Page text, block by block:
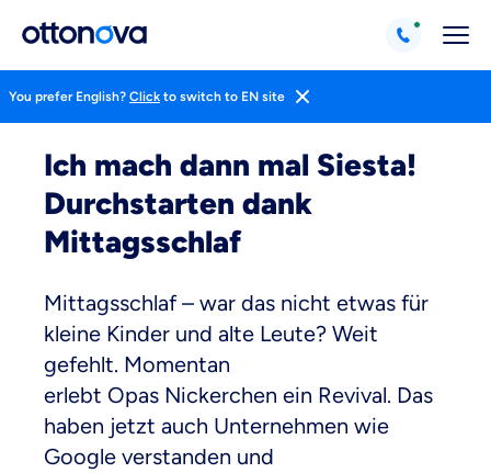
You prefer English? Click to switch to EN site
Gesund Leben
Ich mach dann mal Siesta!
Durchstarten dank
Mittagsschlaf
Mittagsschlaf – war das nicht etwas für
kleine Kinder und alte Leute? Weit
gefehlt. Momentan
erlebt Opas Nickerchen ein Revival. Das
haben jetzt auch Unternehmen wie
Google verstanden und